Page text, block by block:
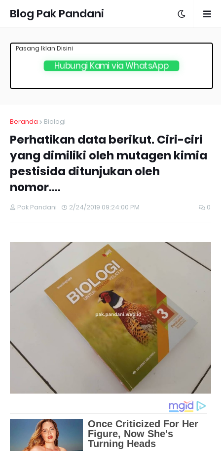
Blog Pak Pandani
Hubungi Kami via WhatsApp
Pasang Iklan Disini
Beranda Biologi
Perhatikan data berikut. Ciri-ciri
yang dimiliki oleh mutagen kimia
pestisida ditunjukan oleh
nomor....
Pak Pandani 2/24/2019 09:24:00 PM 0